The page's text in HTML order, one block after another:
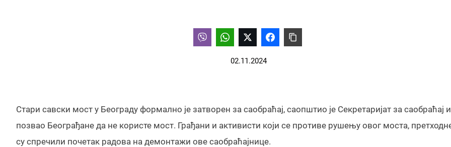
02.11.2024
Стари савски мост у Београду формално је затворен за саобраћај, саопштио је Секретаријат за саобраћај и
позвао Београђане да не користе мост. Грађани и активисти који се противе рушењу овог моста,
су спречили почетак радова на демонтажи ове саобраћајнице.